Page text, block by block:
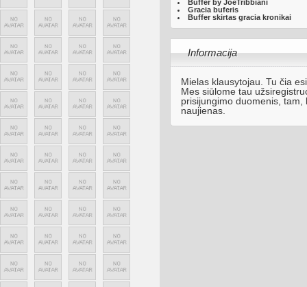
Buffer by JoeTribbiani
Gracia buferis
Buffer skirtas gracia kronikai
Informacija
Mielas klausytojau. Tu čia
Mes siūlome tau
prisijungimo duomenis,
naujienas.